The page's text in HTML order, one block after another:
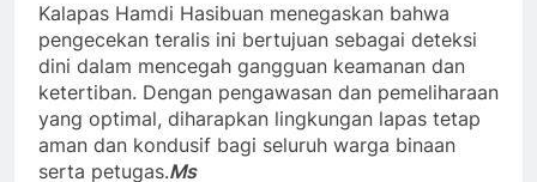
Kalapas Hamdi Hasibuan menegaskan bahwa
pengecekan teralis ini bertujuan sebagai deteksi
dini dalam mencegah gangguan keamanan dan
ketertiban. Dengan pengawasan dan pemeliharaan
yang optimal, diharapkan lingkungan lapas tetap
aman dan kondusif bagi seluruh warga binaan
serta petugas.Ms